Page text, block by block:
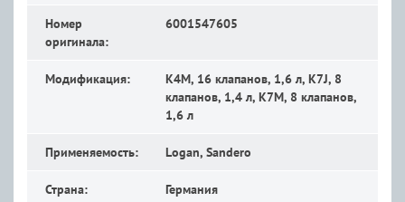
Номер
оригинала:
6001547605
Модификация:
K4M, 16 клапанов, 1,6 л, K7J, 8
клапанов, 1,4 л, K7M, 8 клапанов,
1,6 л
Применяемость: Logan, Sandero
Страна: Германия